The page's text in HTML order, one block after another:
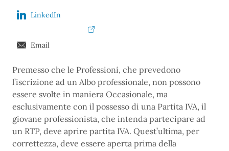
LinkedIn
Email
Premesso che le Professioni, che prevedono
l’iscrizione ad un Albo professionale, non possono
essere svolte in maniera Occasionale, ma
esclusivamente con il possesso di una Partita IVA, il
giovane professionista, che intenda partecipare ad
un RTP, deve aprire partita IVA. Quest’ultima, per
correttezza, deve essere aperta prima della